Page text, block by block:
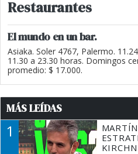
Restaurantes
El mundo en un bar.
Asiaka. Soler 4767, Palermo.
11.30 a 23.30 horas. Domingos
promedio: $ 17.000.
MÁS LEÍDAS
1